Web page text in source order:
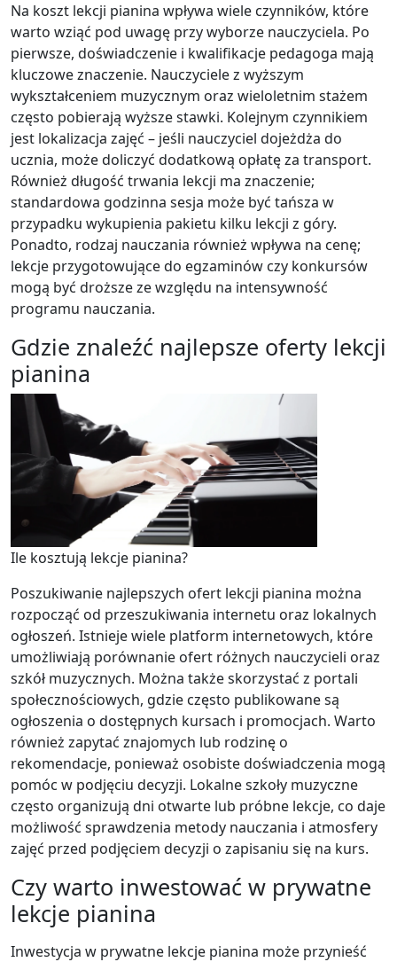
Na koszt lekcji pianina wpływa wiele czynników, które
warto wziąć pod uwagę przy wyborze nauczyciela. Po
pierwsze, doświadczenie i kwalifikacje pedagoga mają
kluczowe znaczenie. Nauczyciele z wyższym
wykształceniem muzycznym oraz wieloletnim stażem
często pobierają wyższe stawki. Kolejnym czynnikiem
jest lokalizacja zajęć – jeśli nauczyciel dojeżdża do
ucznia, może doliczyć dodatkową opłatę za transport.
Również długość trwania lekcji ma znaczenie;
standardowa godzinna sesja może być tańsza w
przypadku wykupienia pakietu kilku lekcji z góry.
Ponadto, rodzaj nauczania również wpływa na cenę;
lekcje przygotowujące do egzaminów czy konkursów
mogą być droższe ze względu na intensywność
programu nauczania.
Gdzie znaleźć najlepsze oferty lekcji
pianina
Ile kosztują lekcje pianina?
Poszukiwanie najlepszych ofert lekcji pianina można
rozpocząć od przeszukiwania internetu oraz lokalnych
ogłoszeń. Istnieje wiele platform internetowych, które
umożliwiają porównanie ofert różnych nauczycieli oraz
szkół muzycznych. Można także skorzystać z portali
społecznościowych, gdzie często publikowane są
ogłoszenia o dostępnych kursach i promocjach. Warto
również zapytać znajomych lub rodzinę o
rekomendacje, ponieważ osobiste doświadczenia mogą
pomóc w podjęciu decyzji. Lokalne szkoły muzyczne
często organizują dni otwarte lub próbne lekcje, co daje
możliwość sprawdzenia metody nauczania i atmosfery
zajęć przed podjęciem decyzji o zapisaniu się na kurs.
Czy warto inwestować w prywatne
lekcje pianina
Inwestycja w prywatne lekcje pianina może przynieść